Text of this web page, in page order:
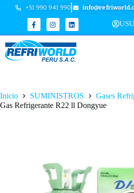
+51 990 941 990
Inicio SUMINISTROS
Gases
Gas Refrigerante R22 ll Dongyue